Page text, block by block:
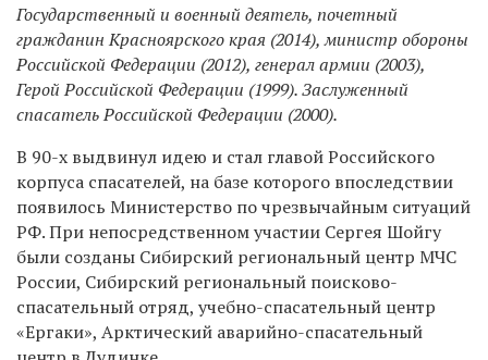
Государственный и военный деятель, почетный
гражданин Красноярского края (2014), министр обороны
Российской Федерации (2012), генерал армии (2003),
Герой Российской Федерации (1999). Заслуженный
спасатель Российской Федерации (2000).
В 90-х выдвинул идею и стал главой Российского
корпуса спасателей, на базе которого впоследствии
появилось Министерство по чрезвычайным ситуаций
РФ.При непосредственном участии Сергея Шойгу
были созданы Сибирский региональный центр МЧС
России, Сибирский региональный поисково-
спасательный отряд, учебно-спасательный центр
«Ергаки», Арктический аварийно-спасательный